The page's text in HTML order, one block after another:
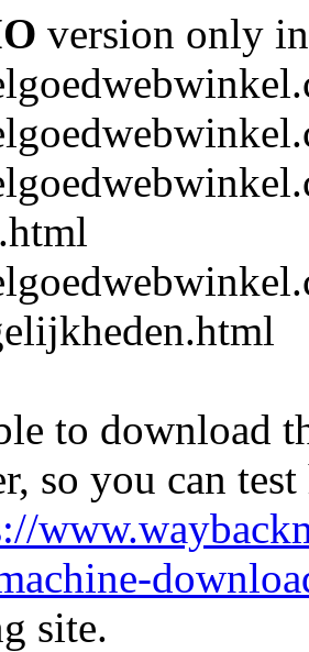
version only
to download
so you can
site.